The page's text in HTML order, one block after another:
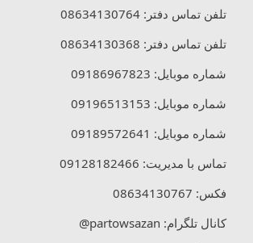
تلفن تماس دفتر:08634130764
تلفن تماس دفتر: 08634130368
شماره موبایل: 09186967823
شماره موبایل: 09196513153
شماره موبایل: 09189572641
تماس با مدیریت: 09128182466
فکس: 08634130767
کانال تلگرام: partowsazan@